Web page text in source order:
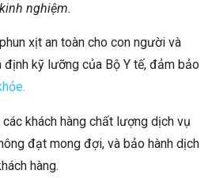
kinh nghiệm.
xịt an toàn cho con người và
kỹ lưỡng của Bộ Y tế, đảm bảo
khách hàng chất lượng dịch vụ
đạt mong đợi, và bảo hành dịch
hàng.